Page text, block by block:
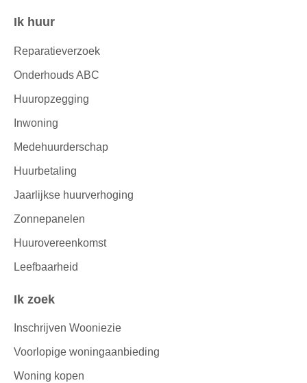
Contactinformatie
Ik huur
Reparatieverzoek
Onderhouds ABC
Huuropzegging
Inwoning
Medehuurderschap
Huurbetaling
Jaarlijkse huurverhoging
Zonnepanelen
Huurovereenkomst
Leefbaarheid
Ik zoek
Inschrijven Wooniezie
Voorlopige woningaanbieding
Woning kopen